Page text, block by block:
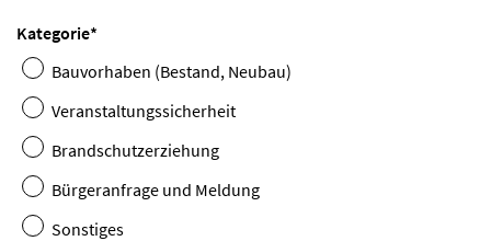
Kategorie*
Bauvorhaben (Bestand, Neubau)
Veranstaltungssicherheit
Brandschutzerziehung
Bürgeranfrage und Meldung
Sonstiges